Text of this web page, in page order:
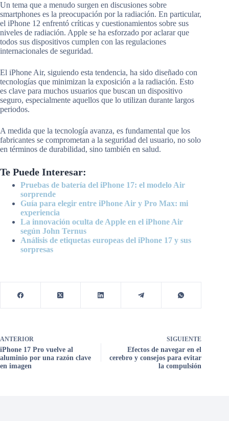
Un tema que a menudo surgen en discusiones sobre
smartphones es la preocupación por la radiación. En particular,
el iPhone 12 enfrentó críticas y cuestionamientos sobre sus
niveles de radiación. Apple se ha esforzado por aclarar que
todos sus dispositivos cumplen con las regulaciones
internacionales de seguridad.
El iPhone Air, siguiendo esta tendencia, ha sido diseñado con
tecnologías que minimizan la exposición a la radiación. Esto
es clave para muchos usuarios que buscan un dispositivo
seguro, especialmente aquellos que lo utilizan durante largos
periodos.
A medida que la tecnología avanza, es fundamental que los
fabricantes se comprometan a la seguridad del usuario, no solo
en términos de durabilidad, sino también en salud.
Te Puede Interesar:
Pruebas de batería del iPhone 17: el modelo Air
sorprende
Guía para elegir entre iPhone Air y Pro Max: mi
experiencia
La innovación oculta de Apple en el iPhone Air
según John Ternus
Análisis de etiquetas europeas del iPhone 17 y sus
sorpresas
ANTERIOR
iPhone 17 Pro vuelve al
aluminio por una razón clave
en imagen
SIGUIENTE
Efectos de navegar en el
cerebro y consejos para evitar
la compulsión